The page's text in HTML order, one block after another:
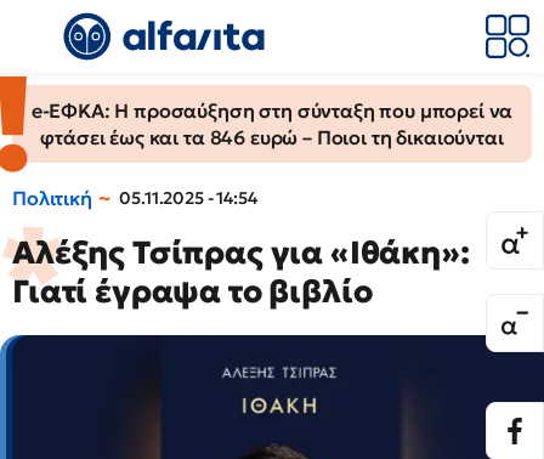
e-ΕΦΚΑ: Η προσαύξηση στη σύνταξη που μπορεί να
φτάσει έως και τα 846 ευρώ – Ποιοι τη δικαιούνται
Πολιτική 05.11.2025 - 14:54
Αλέξης Τσίπρας για «Ιθάκη»:
Γιατί έγραψα το βιβλίο